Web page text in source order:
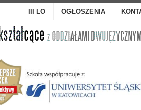
III LO OGŁOSZENIA